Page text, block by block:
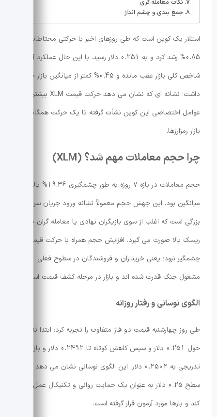
نکات معامله گری
جمع بندی و چشم انداز
استلار یک کوین است که طی روزهای اخیر با حرکتی محتاطانه
0.85% رشد کرد و به 0.251 دلار رسید. با این حال عملکرد آن از
شاخص کلی بازار عقب مانده و 0.45% کمتر از میانگین بازار حرکت
داشت؛ نشانه ای که نشان می دهد حرکت قیمت XLM بیشتر از
عوامل اختصاصی این کوین نشأت گرفته تا یک حرکت همگانی در
بازار رمزارزها.
چرا حجم معاملات مهم شد؟ (XLM)
حجم معاملات در بازه 7 روزه به طور چشمگیری 19.36% بالاتر از
میانگین بود. این جهش حجم معمولاً نشانه ورود جریان سرمایه
بزرگی است که اغلب از سوی بازیگران نهادی یا معامله گران با
ریسک بالا صورت می گیرد. افزایش حجم همراه با حرکت قیمتی
چشمگیر نبود؛ یعنی خریداران و فروشندگان در سطوح فعلی
مشغول جنگ قدرت شده اند و بازار در مرحله کشف قیمت است.
الگوی نوسانی و رفتار روزانه
طی روز چهارشنبه قیمت دو فاز متفاوت را تجربه کرد: ابتدا تثبیت
حول 0.251 دلار و سپس کاهش کوتاه تا 0.2492 دلار و بازگشت
تدریجی به 0.2502 دلار. این الگوی نوسانی نشان می دهد که
سطح 0.25 دلار به عنوان یک حمایت روانی و تکنیکال عمل می
کند و بارها مورد آزمون قرار گرفته است.